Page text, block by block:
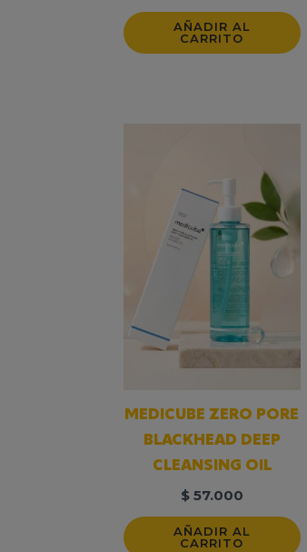
AÑADIR AL
CARRITO
MEDICUBE ZERO PORE
BLACKHEAD DEEP
CLEANSING OIL
$57.000
AÑADIR AL
CARRITO